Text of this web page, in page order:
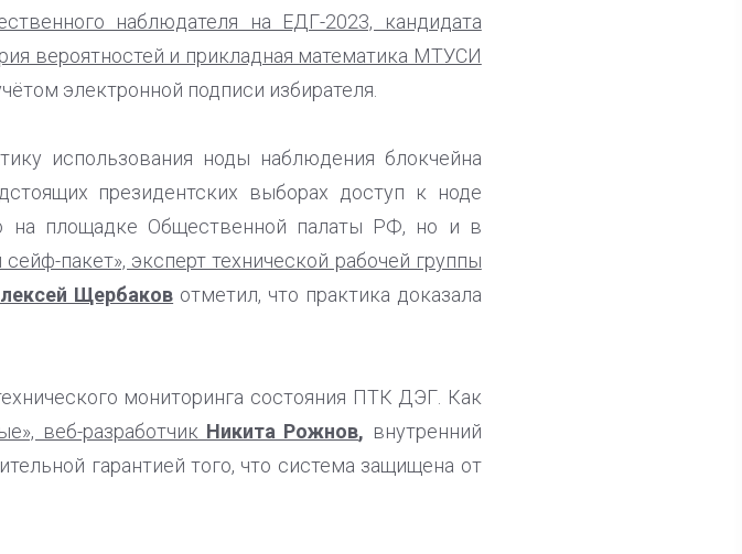
наблюдателя на ЕДГ-2023, кандидата
вероятностей и прикладная математика МТУСИ
электронной подписи избирателя.
использования ноды наблюдения блокчейна
президентских выборах доступ к ноде
на площадке Общественной палаты РФ, но и в
пакет», эксперт технической рабочей группы
Щербаков отметил, что практика доказала
мониторинга состояния ПТК ДЭГ. Как
веб-разработчик Никита Рожнов, внутренний
гарантией того, что система защищена от